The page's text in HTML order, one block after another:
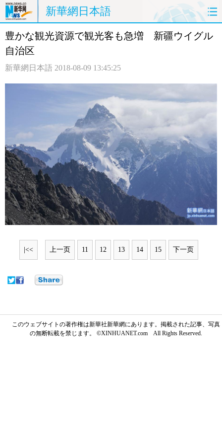
新華網日本語
ホームページ 政治 経済
豊かな観光資源で観光客も急増 新疆ウイグル
自治区
新華網日本語 2018-08-09 13:45:25
|<< 上一页 11 12 13 14 15 下一页
このウェブサイトの著作権は新華社新華網にあります。掲載された記事、写真
の無断転載を禁じます。 ©XINHUANET.com All Rights Reserved.